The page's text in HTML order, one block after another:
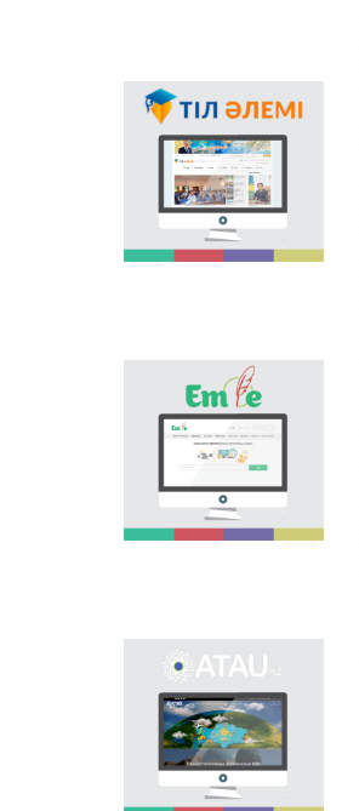
Language propaganda
through Internet plays
special role in
extension of scope of
national language.
Portal “Til alemi”, which
is the first project of
our country in this
Electronic base
“emle.kz” is devoted to
orthography of Kazakh
language. Following is
presented in the base:
spelling dictionary of
words approved and
applied in Kazakh
Primary purpose of
onomastic electronic
base is unification of
onomastic names by
means of collection of
information on names
of streets, population